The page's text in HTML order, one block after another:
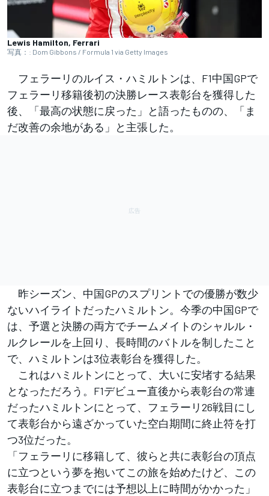
Lewis Hamilton, Ferrari
写真：: Dom Gibbons / Formula 1 via Getty Images
フェラーリのルイス・ハミルトンは、F1中国GPで
フェラーリ移籍後初の決勝レース表彰台を獲得した
後、「最高の状態に戻った」と語ったものの、「ま
だ改善の余地がある」と主張した。
昨シーズン、中国GPのスプリントでの優勝が数少
ないハイライトだったハミルトン。今季の中国GPで
は、予選と決勝の両方でチームメイトのシャルル・
ルクレールを上回り、長時間のバトルを制したこと
で、ハミルトンは3位表彰台を獲得した。
これはハミルトンにとって、大いに安堵する結果
となっただろう。F1デビュー直後から表彰台の常連
だったハミルトンにとって、フェラーリ26戦目にし
て表彰台から遠ざかっていた空白期間に終止符を打
つ3位だった。
「フェラーリに移籍して、彼らと共に表彰台の頂点
に立つという夢を抱いてこの旅を始めたけど、この
表彰台に立つまでには予想以上に時間がかかった」